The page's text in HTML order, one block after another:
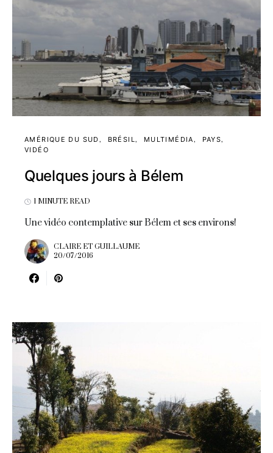
AMÉRIQUE DU SUD BRÉSIL MULTIMÉDIA
PAYS
VIDÉO
Quelques jours à Bélem
1 MINUTE READ
Une vidéo contemplative sur Bélem et ses environs!
CLAIRE ET GUILLAUME
20/07/2016